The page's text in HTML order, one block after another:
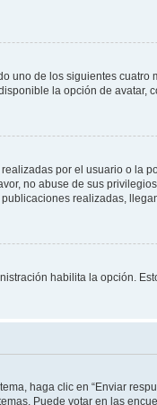
uno de los siguientes
la opción de avatar,
por el usuario o la
no abuse de sus
realizadas,
habilita la opción.
haga clic en “Enviar
Puede votar en las